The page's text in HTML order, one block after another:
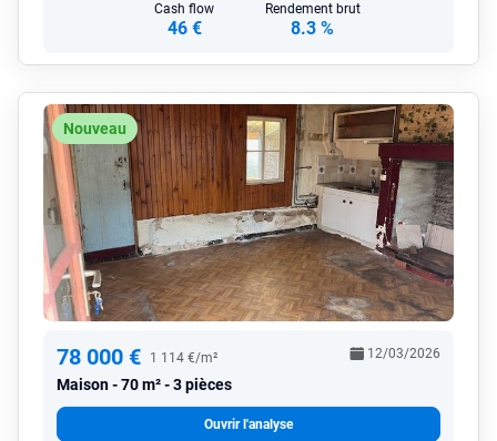
Cash flow
46 €
Rendement brut
8.3 %
Nouveau
78 000 € 1 114 €/m²
Maison 70 m² - 3 pièces
12/03/2026
Ouvrir l'analyse